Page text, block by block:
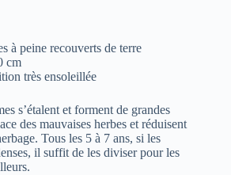
à peine recouverts de terre
cm
très ensoleillée
s’étalent et forment de grandes
des mauvaises herbes et réduisent
Tous les 5 à 7 ans, si les
il suffit de les diviser pour les